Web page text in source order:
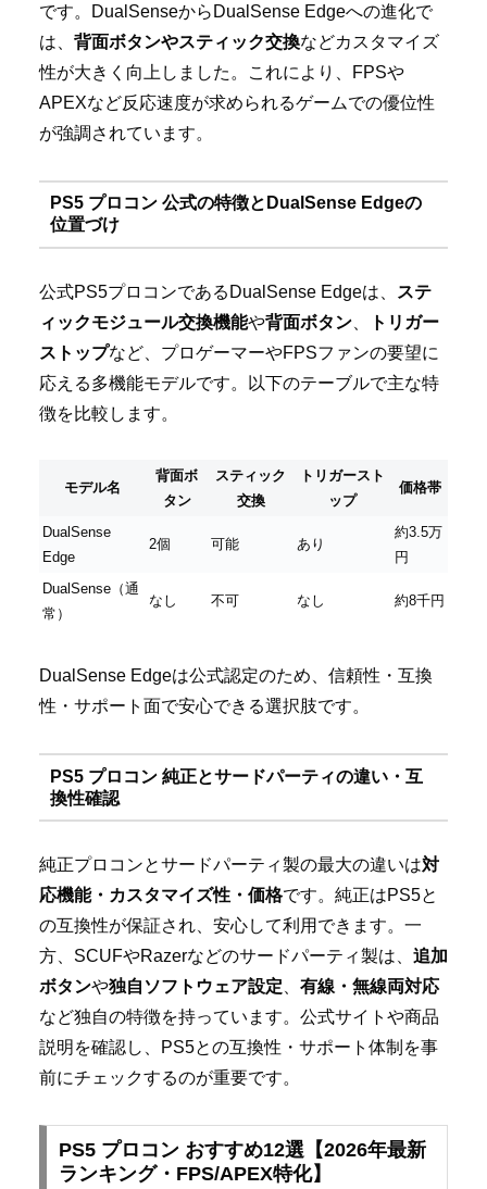
です。DualSenseからDualSense Edgeへの進化で
は、 背面ボタンやスティック交換などカスタマイズ
性が大きく向上しました。これにより、FPSや
APEXなど反応速度が求められるゲームでの優位性
が強調されています。
PS5 プロコン 公式の特徴とDualSense Edgeの
位置づけ
公式PS5プロコンであるDualSense Edgeは、
ステ
ィックモジュール交換機能や背面ボタン
トリガー
ストップなど、プロゲーマーやFPSファンの要望に
応える多機能モデルです。以下のテーブルで主な特
徴を比較します。
モデル名
背面ボ
タン
スティック
交換
トリガースト
ップ
価格帯
DualSense
Edge
2個 可能 あり
約3.5万
円
DualSense（通
常）
なし 不可 なし 約8千円
DualSense Edgeは公式認定のため、信頼性・互換
性・サポート面で安心できる選択肢です。
PS5 プロコン 純正とサードパーティの違い・互
換性確認
純正プロコンとサードパーティ製の最大の違いは対
応機能・カスタマイズ性・価格です。純正はPS5と
の互換性が保証され、安心して利用できます。一
方、SCUFやRazerなどのサードパーティ製は、 追加
ボタンや独自ソフトウェア設定
有線・無線両対応
など独自の特徴を持っています。公式サイトや商品
説明を確認し、PS5との互換性・サポート体制を事
前にチェックするのが重要です。
PS5 プロコン おすすめ12選【2026年最新
ランキング・FPS/APEX特化】